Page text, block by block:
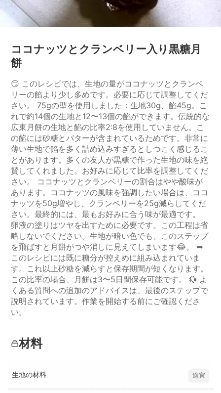
ココナッツとクランベリー入り黒糖月
餅
😏 このレシピでは、生地の量がココナッツとクランベ
リーの餡より少し多めです。必要に応じて調整してくだ
さい。 75gの型を使用しました：生地30g、餡45g。こ
れで約14個の生地と12〜13個の餡ができます。伝統的な
広東月餅の生地と餡の比率2:8を使用していません。こ
の餡には砂糖とバターが含まれているためです。非常に
薄い生地で餡を多く詰め込みすぎるとしつこく感じるこ
とがあります。多くの友人が黒糖で作った生地の味を絶
賛してくれました。お好みに応じて比率を調整してくだ
さい。 ココナッツとクランベリーの割合はやや酸味が
あります。ココナッツの風味を強調したい場合は、ココ
ナッツを50g増やし、クランベリーを25g減らしてくだ
さい。最終的には、最もお好みに合う味が最適です。
卵液の塗りはツヤを出すために必要です。この工程は省
略しないでください。生地が暗い色でも、このステップ
を飛ばすと月餅がつや消しに見えてしまいます😂。 ➡
このレシピには既に糖分が控えめに組み込まれていま
す。これ以上砂糖を減らすと保存期間が短くなります。
この比率の場合、月餅は3〜5日間保存可能です。 💱 よ
くある質問への追加のアドバイスは、最後のステップで
説明されています。作業を開始する前にご確認くださ
い。
材料
生地の材料 適宜